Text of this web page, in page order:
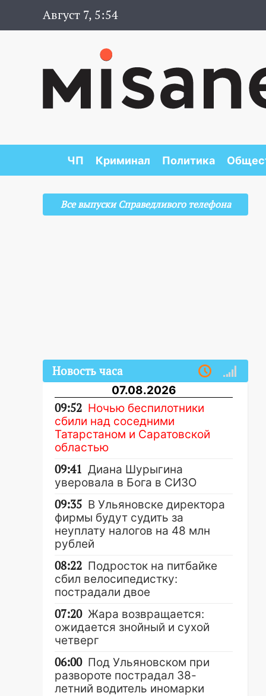
Август 7, 5:54
ЧП Криминал Политика
Все выпуски Справедливого телефона
Новость часа
07.08.2026
09:52 Ночью беспилотники
сбили над соседними
Татарстаном и Саратовской
областью
09:41 Диана Шурыгина
уверовала в Бога в СИЗО
09:35 В Ульяновске директора
фирмы будут судить за
неуплату налогов на 48 млн
рублей
08:22 Подросток на питбайке
сбил велосипедистку:
пострадали двое
07:20 Жара возвращается:
ожидается знойный и сухой
четверг
06:00 Под Ульяновском при
развороте пострадал 38-
летний водитель иномарки